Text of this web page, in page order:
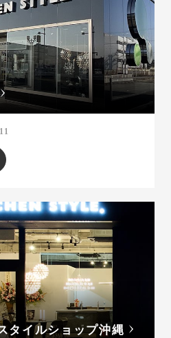
タイルショップ沖縄